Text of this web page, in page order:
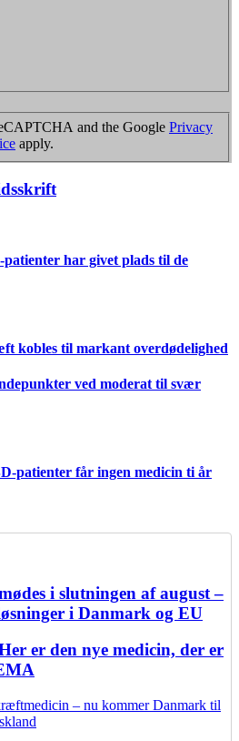
and the Google Privacy
apply.
har givet plads til de
kobles til markant overdødelighed
ved moderat til svær
patienter får ingen medicin ti år
i slutningen af august –
i Danmark og EU
er den nye medicin, der er